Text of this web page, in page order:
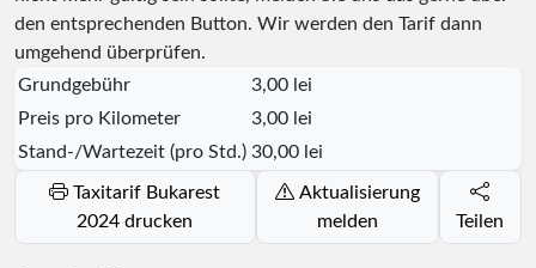
den entsprechenden Button. Wir werden den Tarif dann
umgehend überprüfen.
Grundgebühr
3,00 lei
Preis pro Kilometer
3,00 lei
Stand-/Wartezeit (pro Std.) 30,00 lei
Taxitarif Bukarest
2024 drucken
Aktualisierung
melden
Teilen